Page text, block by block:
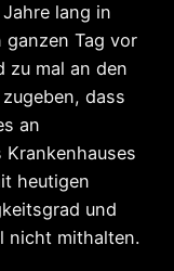
lang in
Tag vor
zu mal an den
dass
an
heutigen
und
nicht mithalten.